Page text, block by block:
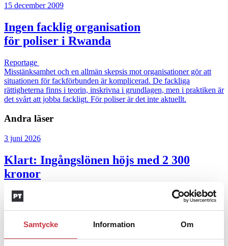
Samtycke Information Om
15 december 2009
Ingen facklig organisation
för poliser i Rwanda
Reportage
Misstänksamhet och en allmän skepsis mot organisationer gör att
situationen för fackförbunden är komplicerad. De fackliga
rättigheterna finns i teorin, inskrivna i grundlagen, men i praktiken är
det svårt att jobba fackligt. För poliser är det inte aktuellt.
Andra läser
3 juni 2026
Klart: Ingångslönen höjs med 2 300
kronor
4 juni 2026
polisaspiranter underkänns på